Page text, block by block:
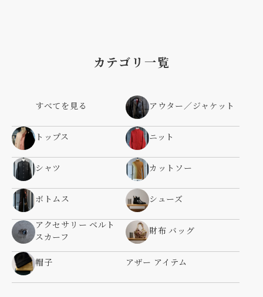
カテゴリ一覧
すべてを見る アウター／ジャケット
トップス ニット
シャツ カットソー
ボトムス シューズ
アクセサリー ベルト
スカーフ
財布 バッグ
帽子 アザー アイテム